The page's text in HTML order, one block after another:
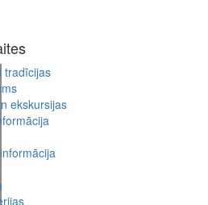
tradīcijas
ekskursijas